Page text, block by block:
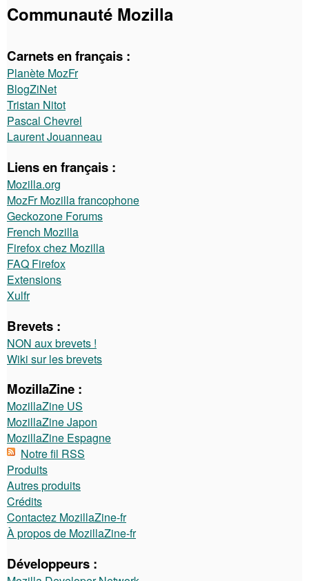
Communauté Mozilla
Carnets en français :
Planète MozFr
BlogZiNet
Tristan Nitot
Pascal Chevrel
Laurent Jouanneau
Liens en français :
Mozilla.org
MozFr Mozilla francophone
Geckozone Forums
French Mozilla
Firefox chez Mozilla
FAQ Firefox
Extensions
Xulfr
Brevets :
NON aux brevets !
Wiki sur les brevets
MozillaZine :
MozillaZine US
MozillaZine Japon
MozillaZine Espagne
Notre fil RSS
Produits
Autres produits
Crédits
Contactez MozillaZine-fr
À propos de MozillaZine-fr
Développeurs :